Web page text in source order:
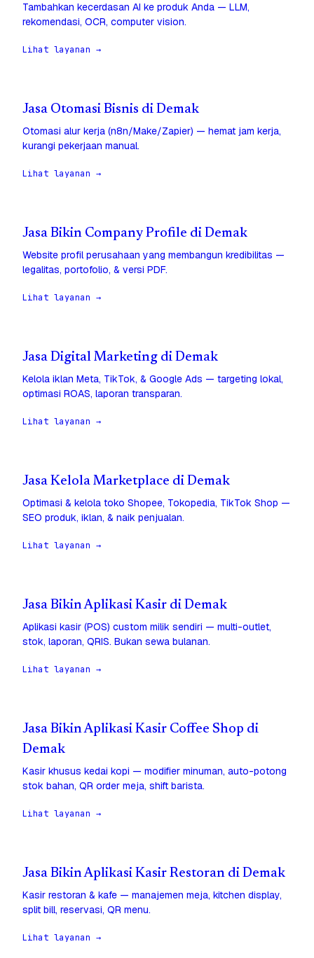
Tambahkan kecerdasan AI ke produk Anda — LLM,
rekomendasi, OCR, computer vision.
Lihat layanan →
Jasa Otomasi Bisnis di Demak
Otomasi alur kerja (n8n/Make/Zapier) — hemat jam kerja,
kurangi pekerjaan manual.
Lihat layanan →
Jasa Bikin Company Profile di Demak
Website profil perusahaan yang membangun kredibilitas —
legalitas, portofolio, & versi PDF.
Lihat layanan →
Jasa Digital Marketing di Demak
Kelola iklan Meta, TikTok, & Google Ads — targeting lokal,
optimasi ROAS, laporan transparan.
Lihat layanan →
Jasa Kelola Marketplace di Demak
Optimasi & kelola toko Shopee, Tokopedia, TikTok Shop —
SEO produk, iklan, & naik penjualan.
Lihat layanan →
Jasa Bikin Aplikasi Kasir di Demak
Aplikasi kasir (POS) custom milik sendiri — multi-outlet,
stok, laporan, QRIS. Bukan sewa bulanan.
Lihat layanan →
Jasa Bikin Aplikasi Kasir Coffee Shop di
Demak
Kasir khusus kedai kopi — modifier minuman, auto-potong
stok bahan, QR order meja, shift barista.
Lihat layanan →
Jasa Bikin Aplikasi Kasir Restoran di Demak
Kasir restoran & kafe — manajemen meja, kitchen display,
split bill, reservasi, QR menu.
Lihat layanan →